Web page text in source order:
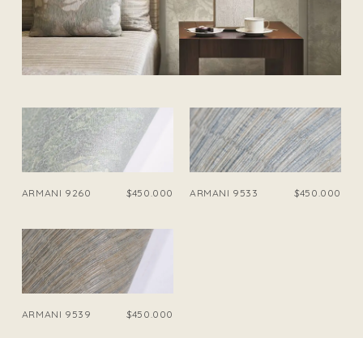
ARMANI 9260 $450.000 ARMANI 9533 $450.000
ARMANI 9539 $450.000